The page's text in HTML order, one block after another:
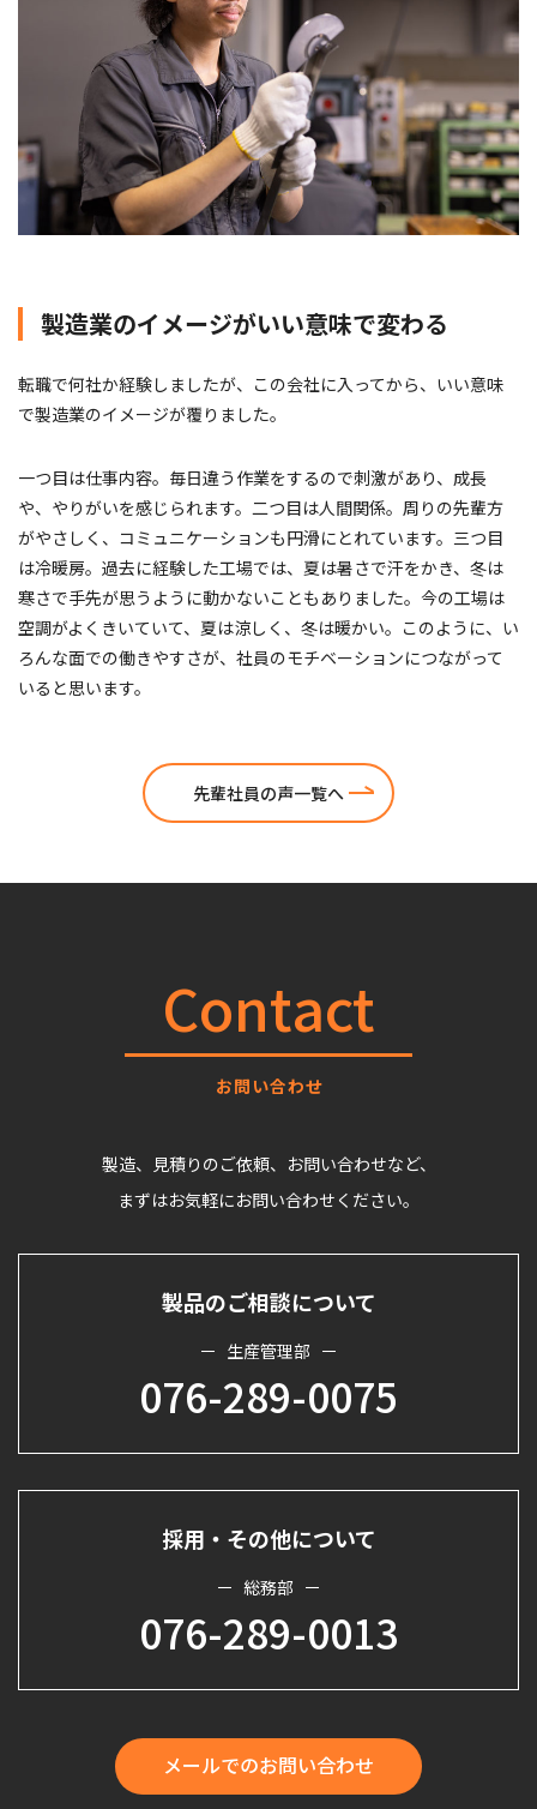
製造業のイメージがいい意味で変わる
転職で何社か経験しましたが、この会社に入ってから、いい意味
で製造業のイメージが覆りました。
一つ目は仕事内容。毎日違う作業をするので刺激があり、成長
や、やりがいを感じられます。二つ目は人間関係。周りの先輩方
がやさしく、コミュニケーションも円滑にとれています。三つ目
は冷暖房。過去に経験した工場では、夏は暑さで汗をかき、冬は
寒さで手先が思うように動かないこともありました。今の工場は
空調がよくきいていて、夏は涼しく、冬は暖かい。このように、い
ろんな面での働きやすさが、社員のモチベーションにつながって
いると思います。
先輩社員の声一覧へ
Contact
お問い合わせ
製造、見積りのご依頼、お問い合わせなど、
まずはお気軽にお問い合わせください。
製品のご相談について
生産管理部
076-289-0075
採用・その他について
総務部
076-289-0013
メールでのお問い合わせ